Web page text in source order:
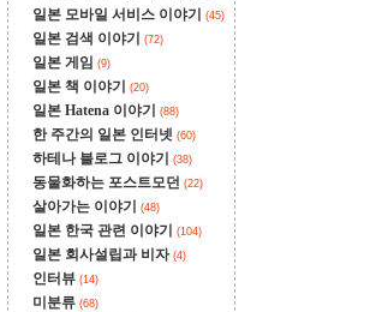
일본 모바일 서비스 이야기 (45)
일본 검색 이야기 (72)
일본 게임 (9)
일본 책 이야기 (20)
일본 Hatena 이야기 (88)
한 주간의 일본 인터넷 (60)
하테나 블로그 이야기 (38)
동물화하는 포스트모던 (22)
살아가는 이야기 (48)
일본 한국 관련 이야기 (104)
일본 회사설립과 비자 (4)
인터뷰 (14)
미분류 (68)